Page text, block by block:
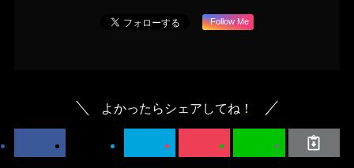
Follow Me
よかったらシェアしてね！